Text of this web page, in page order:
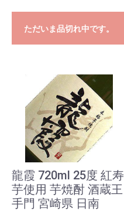
ただいま品切れ中です。
龍霞 720ml 25度 紅寿
芋使用 芋焼酎 酒蔵王
手門 宮崎県 日南